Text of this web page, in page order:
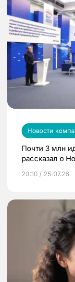
Новости
Почти 3 млн
рассказал о
20:10 / 25.07.26